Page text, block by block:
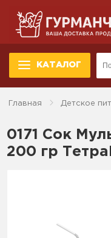
КАТАЛОГ
Главная Детское
0171 Сок
200 гр